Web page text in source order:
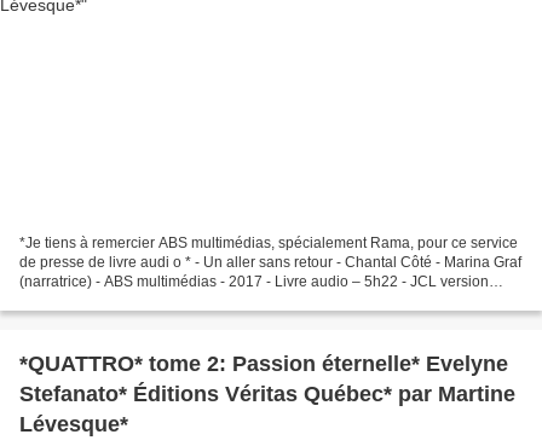
*Je tiens à remercier ABS multimédias, spécialement Rama, pour ce service
de presse de livre audi o * - Un aller sans retour - Chantal Côté - Marina Graf
(narratrice) - ABS multimédias - 2017 - Livre audio – 5h22 - JCL version
*QUATTRO* tome 2: Passion éternelle* Evelyne
Stefanato* Éditions Véritas Québec* par Martine
Lévesque*